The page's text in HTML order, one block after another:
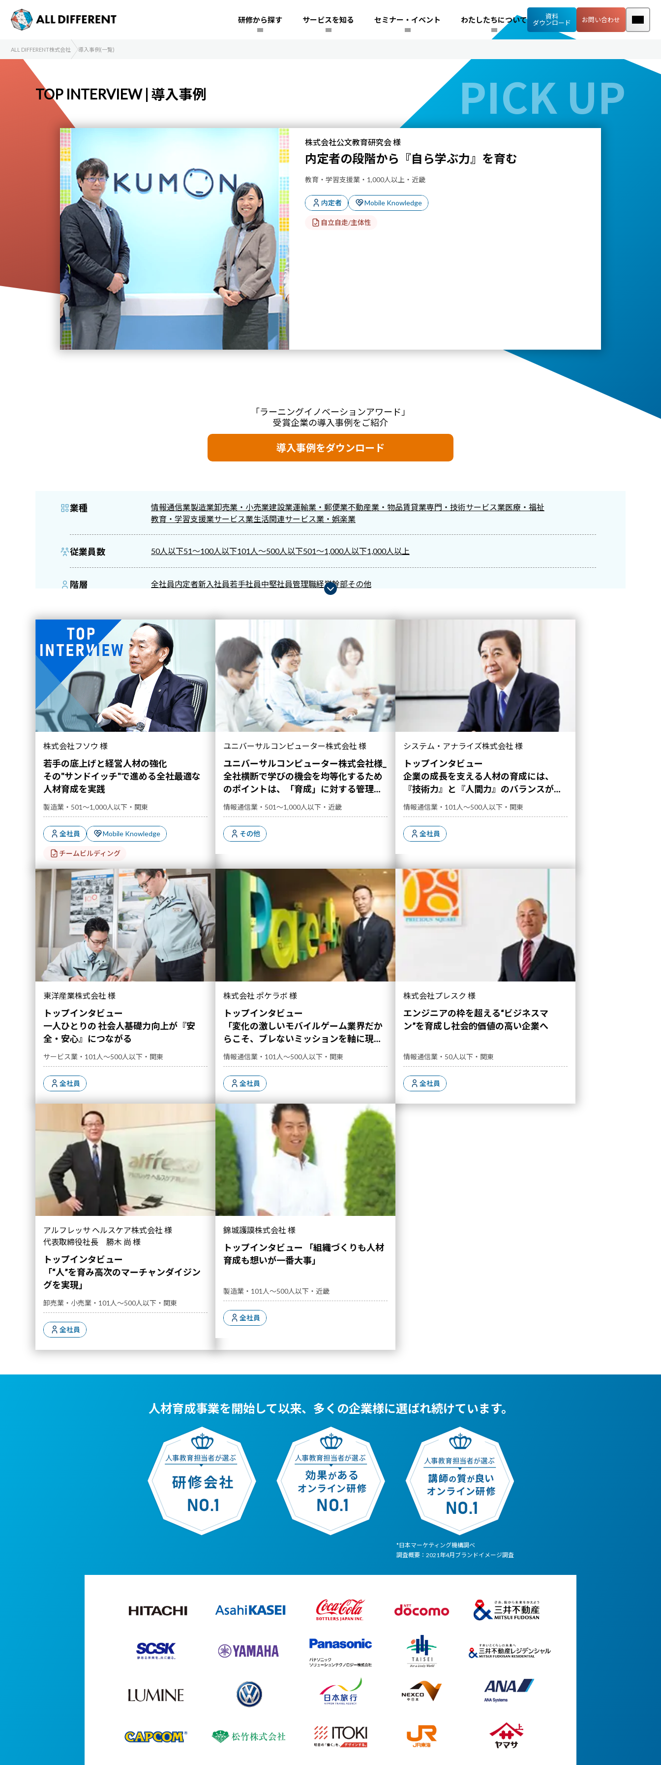
研修から探す サービスを知る セミナー・イベント わたしたちについて
資料
ダウンロード
お問い合わせ
ALL DIFFERENT株式会社 導入事例(一覧)
TOP INTERVIEW | 導入事例
株式会社公文教育研究会 様
内定者の段階から『自ら学ぶ力』を育む
教育・学習支援業・1,000人以上・近畿
内定者 Mobile Knowledge
自立自走/主体性
「ラーニングイノベーションアワード」
受賞企業の導入事例をご紹介
導入事例をダウンロード
業種 情報通信業製造業卸売業・小売業建設業運輸業・郵便業不動産業・物品賃貸業専門・技術サービス業医療・福祉
教育・学習支援業サービス業生活関連サービス業・娯楽業
従業員数 50人以下51～100人以下101人～500人以下501～1,000人以下1,000人以上
階層 全社員内定者新入社員若手社員中堅社員管理職経営幹部その他
サービス Competency Survey for ManagersBiz SCORE for ManagersBiz ACTION ProgramIT CAMPUSBiz CAMPUS LiveBiz CAMPUS
Biz CAMPUS Online
課題 ビジョンの理解・伝達 生産性コミュニケーション能力 OJT制度 リーダーシップチームビルディング
教育体系の構築
マネジメントアセスメント キャリアプラン階層別研修
エリア 関東 中部近畿九州・沖縄
実践｜導入事例">
株式会社フソウ 様
若手の底上げと経営人材の強化
その"サンドイッチ"で進める全社最適な
人材育成を実践
製造業・501～1,000人以下・関東
全社員 Mobile Knowledge
チームビルディング
ユニバーサルコンピューター株式会社 様
ユニバーサルコンピューター株式会社様_
全社横断で学びの機会を均等化するため
のポイントは、「育成」に対する管理職
のコミットメント強化にあった
情報通信業・501～1,000人以下・近畿
その他
と『人間力』のバランスが大切｜導入事例">
システム・アナライズ株式会社 様
トップインタビュー
企業の成長を支える人材の育成には、
『技術力』と『人間力』のバランスが大
切
情報通信業・101人～500人以下・関東
全社員
につながる｜導入事例">
東洋産業株式会社 様
トップインタビュー
一人ひとりの 社会人基礎力向上が『安
全・安心』につながる
サービス業・101人～500人以下・関東
全社員
ブレないミッションを軸に現場に寄り添った人材
開発を行っている」｜導入事例">
株式会社 ポケラボ 様
トップインタビュー
「変化の激しいモバイルゲーム業界だか
らこそ、ブレないミッションを軸に現場
に寄り添った人材開発を行っている」
情報通信業・101人～500人以下・関東
全社員
株式会社プレスク 様
エンジニアの枠を超える“ビジネスマ
ン”を育成し社会的価値の高い企業へ
情報通信業・50人以下・関東
全社員
｜導入事例">
アルフレッサ ヘルスケア株式会社 様
代表取締役社長 勝木 尚 様
トップインタビュー
「“人”を育み高次のマーチャンダイジン
グを実現」
卸売業・小売業・101人～500人以下・関東
全社員
錦城護謨株式会社 様
トップインタビュー 「組織づくりも人材
育成も想いが一番大事」
製造業・101人～500人以下・近畿
全社員
人材育成事業を開始して以来、 多くの企業様に選ばれ続けています。
*日本マーケティング機構調べ
調査概要：2021年4月ブランドイメージ調査